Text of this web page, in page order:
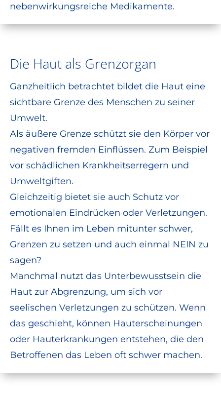
nebenwirkungsreiche Medikamente.
Die Haut als Grenzorgan
Ganzheitlich betrachtet bildet die Haut eine
sichtbare Grenze des Menschen zu seiner
Umwelt.
Als äußere Grenze schützt sie den Körper vor
negativen fremden Einflüssen. Zum Beispiel
vor schädlichen Krankheitserregern und
Umweltgiften.
Gleichzeitig bietet sie auch Schutz vor
emotionalen Eindrücken oder Verletzungen.
Fällt es Ihnen im Leben mitunter schwer,
Grenzen zu setzen und auch einmal NEIN zu
sagen?
Manchmal nutzt das Unterbewusstsein die
Haut zur Abgrenzung, um sich vor
seelischen Verletzungen zu schützen. Wenn
das geschieht, können Hauterscheinungen
oder Hauterkrankungen entstehen, die den
Betroffenen das Leben oft schwer machen.